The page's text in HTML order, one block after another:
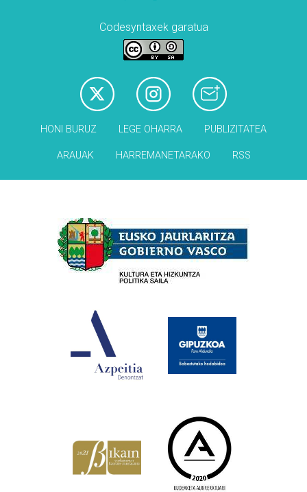
Codesyntaxek garatua
HONI BURUZ LEGE OHARRA PUBLIZITATEA
ARAUAK HARREMANETARAKO RSS